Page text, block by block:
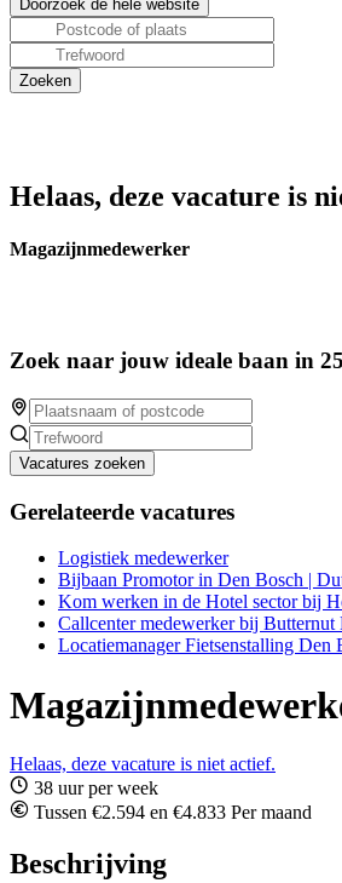
Helaas, deze vacature is
Magazijnmedewerker
Zoek naar jouw ideale baan in
Vacatures zoeken
Gerelateerde vacatures
Logistiek medewerker
Bijbaan Promotor in Den Bosch |
Kom werken in de Hotel sector bij
Callcenter medewerker bij Butternut
Locatiemanager Fietsenstalling Den
Helaas, deze vacature is niet actief.
38 uur per week
Tussen €2.594 en €4.833 Per maand
Beschrijving